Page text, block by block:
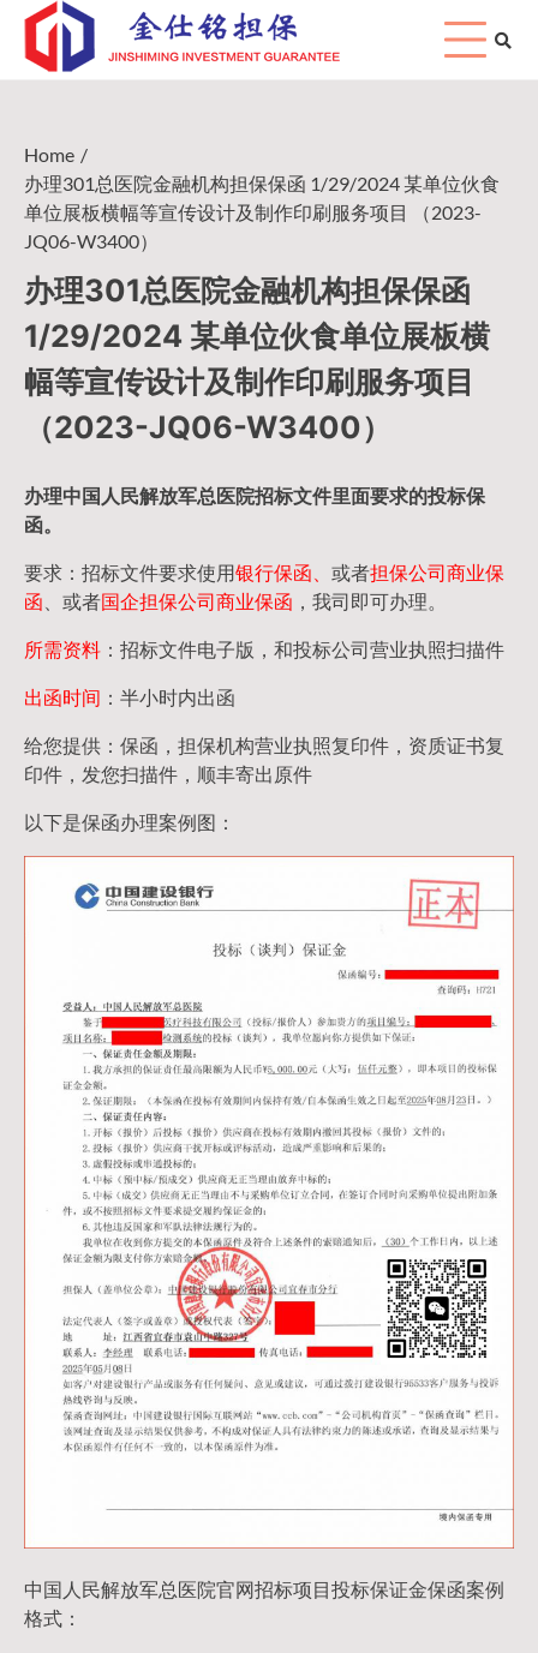
Skip
content
Home
办理301总医院金融机构担保保函 1/29/2024 某单位伙食
单位展板横幅等宣传设计及制作印刷服务项目 （2023-
JQ06-W3400）
办理301总医院金融机构担保保函
1/29/2024 某单位伙食单位展板横
幅等宣传设计及制作印刷服务项目
（2023-JQ06-W3400）
办理中国人民解放军总医院招标文件里面要求的投标保
函。
要求：招标文件要求使用银行保函、 或者担保公司商业保
函 、或者国企担保公司商业保函 ，我司即可办理。
所需资料 ：招标文件电子版，和投标公司营业执照扫描件
出函时间 ：半小时内出函
给您提供：保函，担保机构营业执照复印件，资质证书复
印件，发您扫描件，顺丰寄出原件
以下是保函办理案例图：
中国人民解放军总医院官网招标项目投标保证金保函案例
格式：